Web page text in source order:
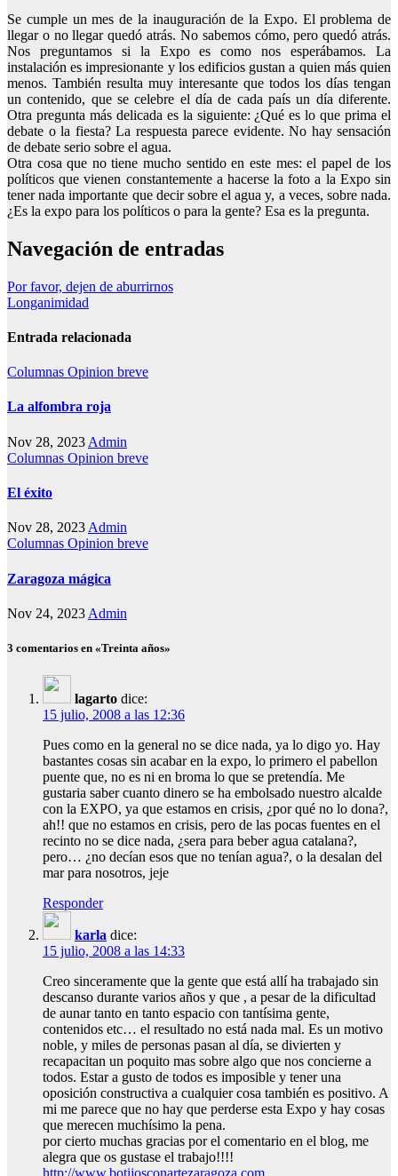
Se cumple un mes de la inauguración de la Expo. El problema de
llegar o no llegar quedó atrás. No sabemos cómo, pero quedó atrás.
Nos preguntamos si la Expo es como nos esperábamos. La
instalación es impresionante y los edificios gustan a quien más quien
menos. También resulta muy interesante que todos los días tengan
un contenido, que se celebre el día de cada país un día diferente.
Otra pregunta más delicada es la siguiente: ¿Qué es lo que prima el
debate o la fiesta? La respuesta parece evidente. No hay sensación
de debate serio sobre el agua.
Otra cosa que no tiene mucho sentido en este mes: el papel de los
políticos que vienen constantemente a hacerse la foto a la Expo sin
tener nada importante que decir sobre el agua y, a veces, sobre nada.
¿Es la expo para los políticos o para la gente? Esa es la pregunta.
Navegación de entradas
Por favor, dejen de aburrirnos
Longanimidad
Entrada relacionada
Columnas Opinion breve
La alfombra roja
Nov 28, 2023 Admin
Columnas Opinion breve
El éxito
Nov 28, 2023 Admin
Columnas Opinion breve
Zaragoza mágica
Nov 24, 2023 Admin
3 comentarios en «Treinta años»
lagarto dice:
15 julio, 2008 a las 12:36
Pues como en la general no se dice nada, ya lo digo yo. Hay
bastantes cosas sin acabar en la expo, lo primero el pabellon
puente que, no es ni en broma lo que se pretendía. Me
gustaria saber cuanto dinero se ha embolsado nuestro alcalde
con la EXPO, ya que estamos en crisis, ¿por qué no lo dona?,
ah!! que no estamos en crisis, pero de las pocas fuentes en el
recinto no se dice nada, ¿sera para beber agua catalana?,
pero… ¿no decían esos que no tenían agua?, o la desalan del
mar para nosotros, jeje
Responder
karla dice:
15 julio, 2008 a las 14:33
Creo sinceramente que la gente que está allí ha trabajado sin
descanso durante varios años y que , a pesar de la dificultad
de aunar tanto en tanto espacio con tantísima gente,
contenidos etc… el resultado no está nada mal. Es un motivo
noble, y miles de personas pasan al día, se divierten y
recapacitan un poquito mas sobre algo que nos concierne a
todos. Estar a gusto de todos es imposible y tener una
oposición constructiva a cualquier cosa también es positivo. A
mi me parece que no hay que perderse esta Expo y hay cosas
que merecen muchísimo la pena.
por cierto muchas gracias por el comentario en el blog, me
alegra que os gustase el trabajo!!!!